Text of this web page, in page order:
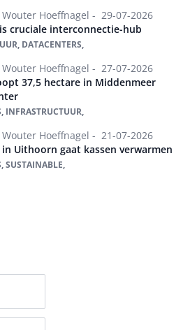
Wouter Hoeffnagel - 29-07-2026
cruciale interconnectie-hub
DATACENTERS,
Wouter Hoeffnagel - 27-07-2026
37,5 hectare in Middenmeer
INFRASTRUCTUUR,
Wouter Hoeffnagel - 21-07-2026
Uithoorn gaat kassen verwarmen
SUSTAINABLE,